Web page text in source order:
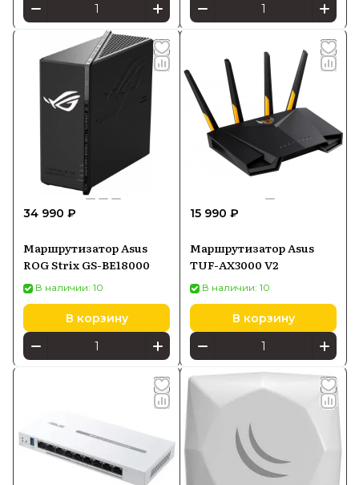
34 990 ₽
Маршрутизатор Asus
ROG Strix GS-BE18000
В наличии: 10
В корзину
15 990 ₽
Маршрутизатор Asus
TUF-AX3000 V2
В наличии: 10
В корзину